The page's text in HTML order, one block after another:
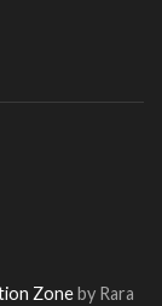
Zoneby Rara